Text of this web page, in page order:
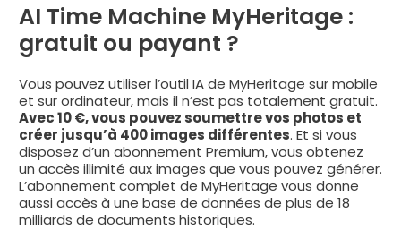
AI Time Machine MyHeritage :
gratuit ou payant ?
Vous pouvez utiliser l’outil IA de MyHeritage sur mobile
et sur ordinateur, mais il n’est pas totalement gratuit.
Avec 10 €, vous pouvez soumettre vos photos et
créer jusqu’à 400 images différentes. Et si vous
disposez d’un abonnement Premium, vous obtenez
un accès illimité aux images que vous pouvez générer.
L’abonnement complet de MyHeritage vous donne
aussi accès à une base de données de plus de 18
milliards de documents historiques.